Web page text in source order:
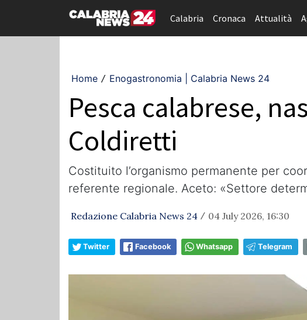
Calabria Cronaca Attualità
Home / Enogastronomia | Calabria News 24
Pesca calabrese,
Coldiretti
Costituito l’organismo permanente per
referente regionale. Aceto: «Settore
Redazione Calabria News 24 / 04 July 2026, 16:30
Twitter Facebook Whatsapp Telegram